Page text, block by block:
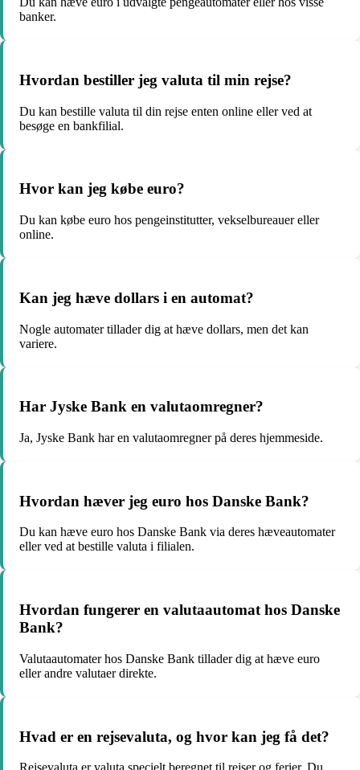
banker.
Hvordan bestiller jeg valuta til min rejse?
Du kan bestille valuta til din rejse enten online eller ved at
besøge en bankfilial.
Hvor kan jeg købe euro?
Du kan købe euro hos pengeinstitutter, vekselbureauer eller
online.
Kan jeg hæve dollars i en automat?
Nogle automater tillader dig at hæve dollars, men det kan
variere.
Har Jyske Bank en valutaomregner?
Ja, Jyske Bank har en valutaomregner på deres hjemmeside.
Hvordan hæver jeg euro hos Danske Bank?
Du kan hæve euro hos Danske Bank via deres hæveautomater
eller ved at bestille valuta i filialen.
Hvordan fungerer en valutaautomat hos Danske
Bank?
Valutaautomater hos Danske Bank tillader dig at hæve euro
eller andre valutaer direkte.
Hvad er en rejsevaluta, og hvor kan jeg få det?